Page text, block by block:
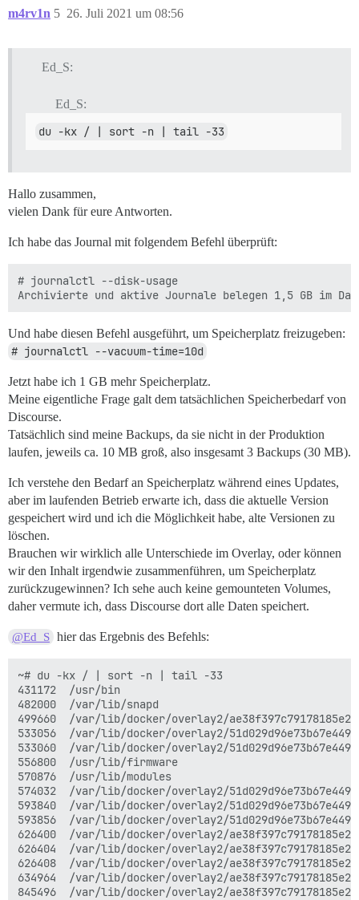
# df -h /
Filesystem      Size  Used Avail Use% Mounted on
4.9G	/var/lib/docker/overlay2/627*
76M 	/var/lib/docker/overlay2/fb9*
24K 	/var/lib/docker/overlay2/l
1.2G	/var/lib/docker/overlay2/627*/diff
2.3G	/var/lib/docker/overlay2/91d*/diff
76M 	/var/lib/docker/overlay2/fb9*/diff
m4rv1n 26. Juli 2021 um 08:56
5
Ed_S:
Ed_S:
du -kx / | sort -n | tail -33
Hallo zusammen,
vielen Dank für eure Antworten.
Ich habe das Journal mit folgendem Befehl überprüft:
# journalctl --disk-usage
Und habe diesen Befehl ausgeführt, um Speicherplatz freizugeben:
# journalctl --vacuum-time=10d
Jetzt habe ich 1 GB mehr Speicherplatz.
Meine eigentliche Frage galt dem tatsächlichen Speicherbedarf von
Discourse.
Tatsächlich sind meine Backups, da sie nicht in der Produktion
laufen, jeweils ca. 10 MB groß, also insgesamt 3 Backups (30 MB).
Ich verstehe den Bedarf an Speicherplatz während eines Updates,
aber im laufenden Betrieb erwarte ich, dass die aktuelle Version
gespeichert wird und ich die Möglichkeit habe, alte Versionen zu
löschen.
Brauchen wir wirklich alle Unterschiede im Overlay, oder können
wir den Inhalt irgendwie zusammenführen, um Speicherplatz
zurückzugewinnen? Ich sehe auch keine gemounteten Volumes,
daher vermute ich, dass Discourse dort alle Daten speichert.
@Ed_S hier das Ergebnis des Befehls:
~# du -kx / | sort -n | tail -33
431172  /usr/bin
482000  /var/lib/snapd
499660  /var/lib/docker/overlay2/
533056  /var/lib/docker/overlay2/
533060  /var/lib/docker/overlay2/
556800  /usr/lib/firmware
570876  /usr/lib/modules
574032  /var/lib/docker/overlay2/
593840  /var/lib/docker/overlay2/
593856  /var/lib/docker/overlay2/
626400  /var/lib/docker/overlay2/
626404  /var/lib/docker/overlay2/
626408  /var/lib/docker/overlay2/
634964  /var/lib/docker/overlay2/
845496  /var/lib/docker/overlay2/